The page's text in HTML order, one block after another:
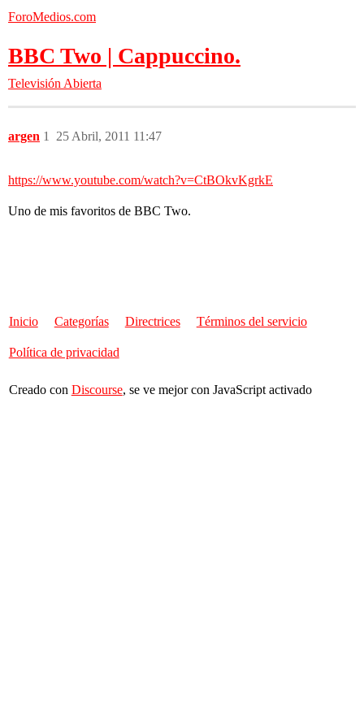
ForoMedios.com
BBC Two | Cappuccino.
Televisión Abierta
argen 25 Abril, 2011 11:47
1
https://www.youtube.com/watch?v=CtBOkvKgrkE
Uno de mis favoritos de BBC Two.
Inicio Categorías Directrices Términos del servicio
Política de privacidad
Creado con Discourse, se ve mejor con JavaScript activado